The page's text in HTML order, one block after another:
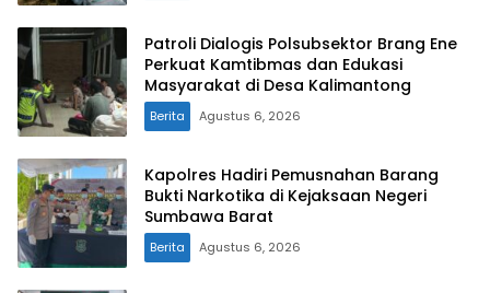
Patroli Dialogis Polsubsektor Brang Ene
Perkuat Kamtibmas dan Edukasi
Masyarakat di Desa Kalimantong
Berita Agustus 6, 2026
Kapolres Hadiri Pemusnahan Barang
Bukti Narkotika di Kejaksaan Negeri
Sumbawa Barat
Berita Agustus 6, 2026